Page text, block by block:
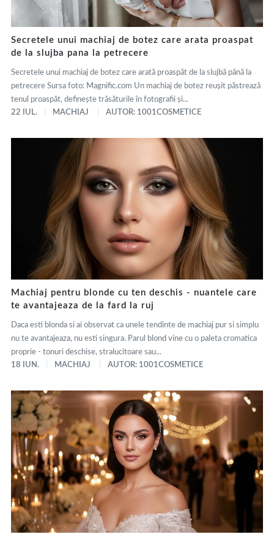
Secretele unui machiaj de botez care arata proaspat
de la slujba pana la petrecere
Secretele unui machiaj de botez care arată proaspăt de la slujbă până la
petrecere Sursa foto: Magnific.com Un machiaj de botez reușit păstrează
tenul proaspăt, definește trăsăturile în fotografii și...
22 IUL.
MACHIAJ AUTOR: 1001COSMETICE
Machiaj pentru blonde cu ten deschis - nuantele care
te avantajeaza de la fard la ruj
Daca esti blonda si ai observat ca unele tendinte de machiaj pur si simplu
nu te avantajeaza, nu esti singura. Parul blond vine cu o paleta cromatica
proprie - tonuri deschise, stralucitoare sau...
18 IUN.
MACHIAJ AUTOR: 1001COSMETICE